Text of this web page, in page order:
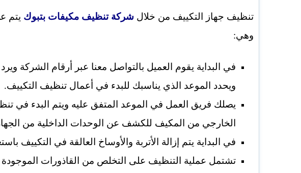
تنظيف جهاز التكييف من خلال شركة تنظيف مكيفات بتبوك يتم
وهي:
في البداية يقوم العميل بالتواصل معنا عبر أرقام الشركة
ويحدد الموعد الذي يناسبك للبدء في أعمال تنظيف التكييف.
يصلك فريق العمل في الموعد المتفق عليه ويتم البدء في
الخارجي من المكيف للكشف عن الوحدات الداخلية من
في البداية يتم إزالة الأتربة والأوساخ العالقة في التكييف
تشتمل عملية التنظيف على التخلص من القاذورات